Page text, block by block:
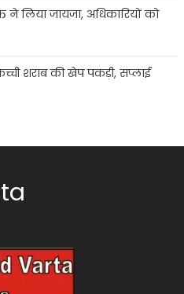
ने लिया जायजा, अधिकारियों को
शराब की खेप पकड़ी, सप्लाई